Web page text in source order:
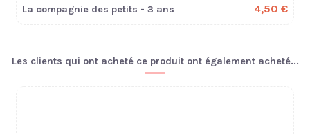
La compagnie des petits - 3 ans 4,50 €
Les clients qui ont acheté ce produit ont également acheté...